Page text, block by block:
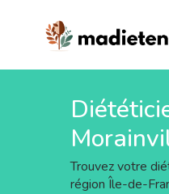
Trouvez votre
région Île-de-